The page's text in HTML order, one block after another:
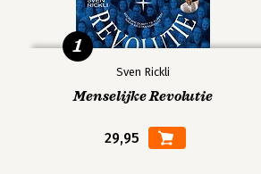
Sven Rickli
Menselijke Revolutie
29,95
1